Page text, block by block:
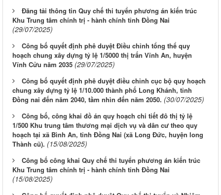
Đăng tải thông tin Quy chế thi tuyển phương án kiến trúc
Khu Trung tâm chính trị - hành chính tỉnh Đồng Nai
(29/07/2025)
Công bố quyết định phê duyệt Điều chỉnh tổng thể quy
hoạch chung xây dựng tỷ lệ 1/5000 thị trấn Vĩnh An, huyện
Vĩnh Cửu năm 2035 (29/07/2025)
Công bố quyết định phê duyệt điều chỉnh cục bộ quy hoạch
chung xây dựng tỷ lệ 1/10.000 thành phố Long Khánh, tỉnh
Đồng nai đến năm 2040, tầm nhìn đến năm 2050. (30/07/2025)
Công bố, công khai đồ án quy hoạch chi tiết đô thị tỷ lệ
1/500 Khu trung tâm thương mại dịch vụ và dân cư theo quy
hoạch tại xã Bình An, tỉnh Đồng Nai (xã Long Đức, huyện long
Thành cũ). (15/08/2025)
Công bố công khai Quy chế thi tuyển phương án kiến trúc
Khu Trung tâm chính trị - hành chính tỉnh Đồng Nai
(15/08/2025)